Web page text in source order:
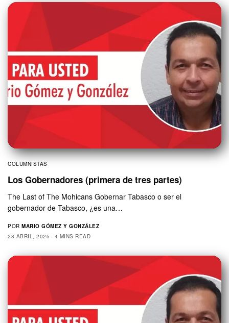
COLUMNISTAS
Los Gobernadores (primera de tres partes)
The Last of The Mohicans Gobernar Tabasco o ser el
gobernador de Tabasco, ¿es una…
POR MARIO GÓMEZ Y GONZÁLEZ
28 ABRIL, 2025
4 MINS READ